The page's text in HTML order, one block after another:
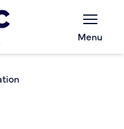
Menu
Soutenez le